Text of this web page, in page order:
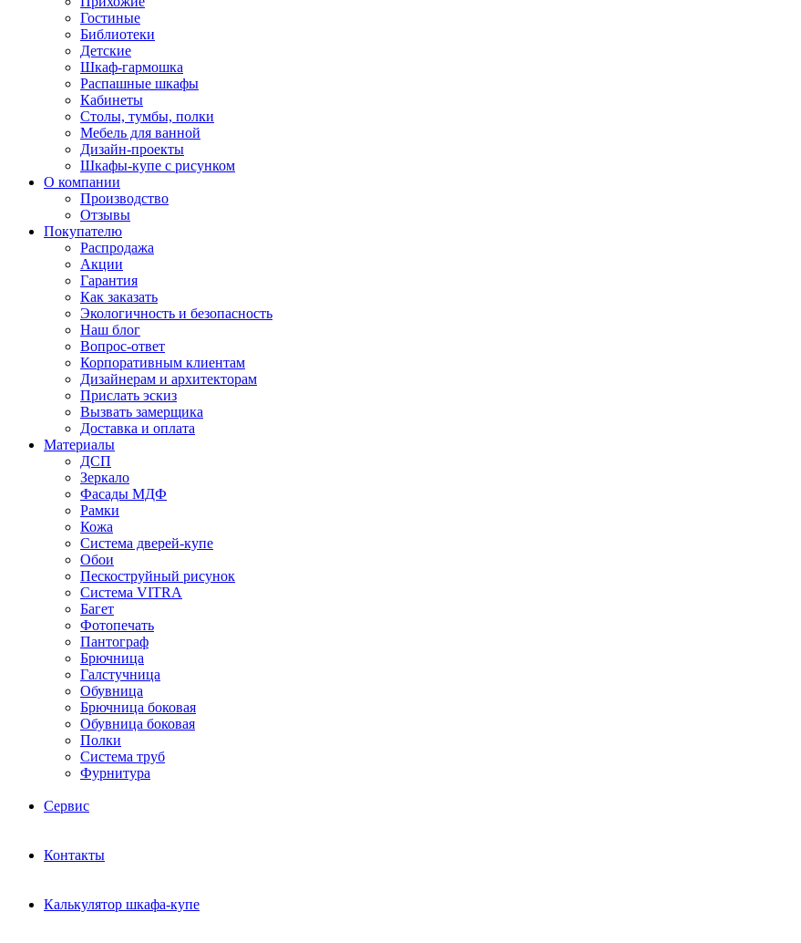
Гостиные
Библиотеки
Детские
Шкаф-гармошка
Распашные шкафы
Кабинеты
Столы, тумбы, полки
Мебель для ванной
Дизайн-проекты
Шкафы-купе с рисунком
О компании
Производство
Отзывы
Покупателю
Распродажа
Акции
Гарантия
Как заказать
Экологичность и безопасность
Наш блог
Вопрос-ответ
Корпоративным клиентам
Дизайнерам и архитекторам
Прислать эскиз
Вызвать замерщика
Доставка и оплата
Материалы
ДСП
Зеркало
Фасады МДФ
Рамки
Кожа
Система дверей-купе
Обои
Пескоструйный рисунок
Система VITRA
Багет
Фотопечать
Пантограф
Брючница
Галстучница
Обувница
Брючница боковая
Обувница боковая
Полки
Система труб
Фурнитура
Сервис
Контакты
Калькулятор шкафа-купе